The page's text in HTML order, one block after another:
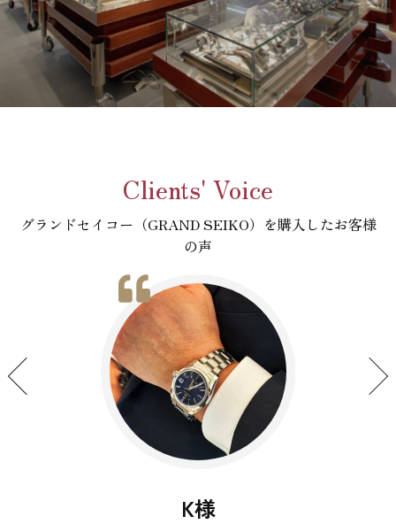
Clients' Voice
グランドセイコー（GRAND SEIKO）を購入したお客様
の声
K様